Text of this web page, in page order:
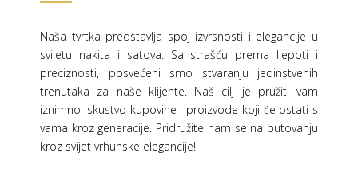
Naša tvrtka predstavlja spoj izvrsnosti i elegancije u
svijetu nakita i satova. Sa strašću prema ljepoti i
preciznosti, posvećeni smo stvaranju jedinstvenih
trenutaka za naše klijente. Naš cilj je pružiti vam
iznimno iskustvo kupovine i proizvode koji će ostati s
vama kroz generacije. Pridružite nam se na putovanju
kroz svijet vrhunske elegancije!